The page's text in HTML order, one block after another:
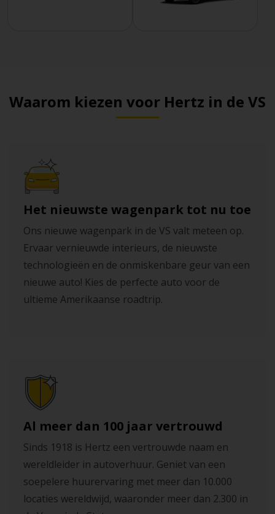
Waarom kiezen voor Hertz in de VS
Het nieuwste wagenpark tot nu toe
Ons nieuwe wagenpark in de VS valt meteen op.
Ervaar vernieuwde interieurs, de nieuwste
technologieën en de onmiskenbare geur van een
nieuwe auto! Kies de perfecte auto voor de
ultieme Amerikaanse roadtrip.
Al meer dan 100 jaar vertrouwd
Sinds 1918 is Hertz een vertrouwde naam en
wereldleider in autoverhuur. Geniet van een
soepelere huurervaring met meer dan 10.000
locaties wereldwijd, waaronder meer dan 2.300 in